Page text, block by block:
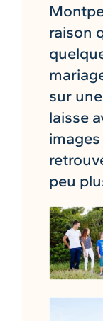
raison
sur
laisse
peu